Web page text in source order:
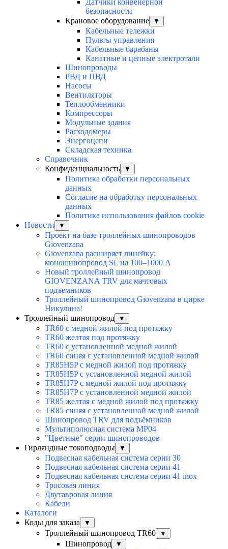
Датчики конвейерной
безопасности
Крановое оборудование
▼
Кабельные тележки
Пульты управления
Кабельные барабаны
Канатные и цепные электротали
Шинопроводы
РВД и ПВД
Насосы
Вентиляторы
Теплообменники
Компрессоры
Модульные здания
Расходомеры
Энергоцепи
Складская техника
Справочник
Конфиденциальность
▼
Политика обработки персональных
данных
Согласие на обработку персональных
данных
Политика использования файлов cookie
Новости
▼
Проект на базе троллейных шинопроводов
Giovenzana
Giovenzana расширяет линейку:
моношинопровод SL на 100–1000 А
Новый троллейный шинопровод
GIOVENZANA TRV для мачтовых
подъемников
Троллейный шинопровод Giovenzana в цирке
Никулина!
Троллейный шинопровод
▼
TR60 с медной жилой под протяжку
TR60 желтая под протяжку
TR60 с установленной медной жилой
TR60 синяя с установленной медной жилой
TR85H5P с медной жилой под протяжку
TR85H5P с установленной медной жилой
TR85H7P с медной жилой под протяжку
TR85H7P с установленной медной жилой
TR85 желтая с медной жилой под протяжку
TR85 синяя с установленной медной жилой
Шинопровод TRV для подъёмников
Мультиполюсная система MP04
"Цветные" серии шинопроводов
Гирляндные токоподводы
▼
Подвесная кабельная система серии 30
Подвесная кабельная система серии 41
Подвесная кабельная система серии 41 inox
Тросовая линия
Двутавровая линия
Кабели
Каталоги
Коды для заказа
▼
Троллейный шинопровод TR60 ▼
Шинопровод ▼